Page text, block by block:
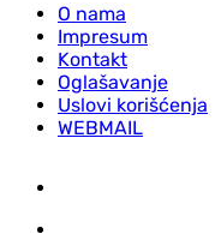
O nama
Impresum
Kontakt
Oglašavanje
Uslovi korišćenja
WEBMAIL